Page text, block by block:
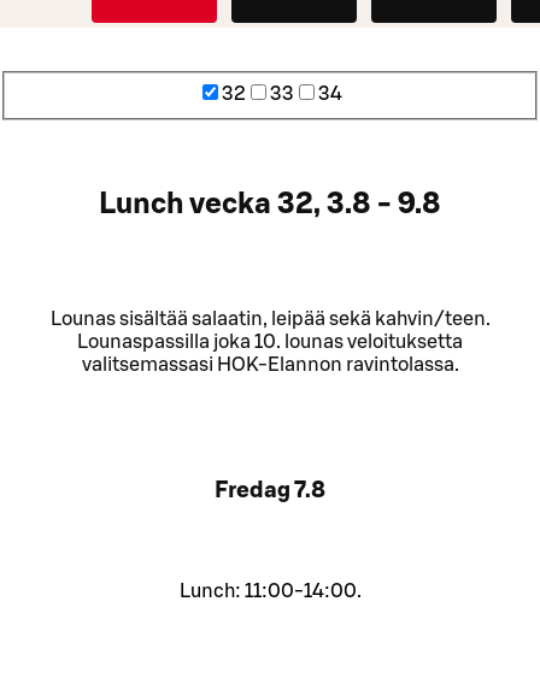
32 33 34
Lunch vecka 32, 3.8 - 9.8
Lounas sisältää salaatin, leipää sekä kahvin/teen.
Lounaspassilla joka 10. lounas veloituksetta
valitsemassasi HOK-Elannon ravintolassa.
Fredag 7.8
Lunch: 11:00-14:00.